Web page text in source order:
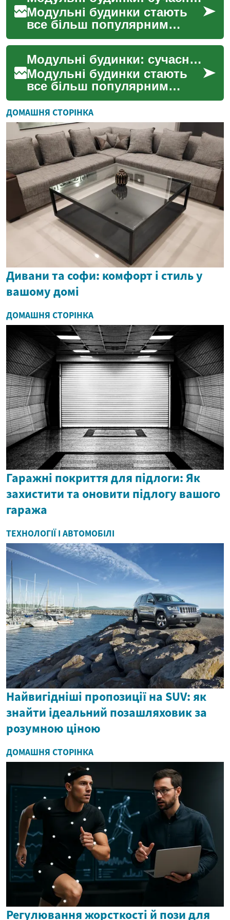
Модульні будинки стають
все більш популярним
вибором для тих, хто шукає
швидке, економічне та
якісне житло. Ця іннова... Модульні будинки: сучасне рішення для швидкого та економічного будівництва
Модульні будинки стають
все більш популярним
вибором для тих, хто шукає
швидке, ефективне та
економічне рішення для б...
ДОМАШНЯ СТОРІНКА
Дивани та софи: комфорт і стиль у
вашому домі
ДОМАШНЯ СТОРІНКА
Гаражні покриття для підлоги: Як
захистити та оновити підлогу вашого
гаража
ТЕХНОЛОГІЇ І АВТОМОБІЛІ
Найвигідніші пропозиції на SUV: як
знайти ідеальний позашляховик за
розумною ціною
ДОМАШНЯ СТОРІНКА
Регулювання жорсткості й пози для